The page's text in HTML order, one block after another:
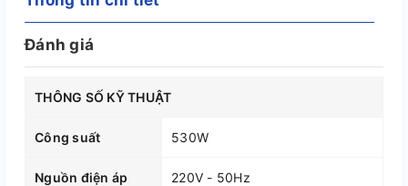
Đánh giá
THÔNG SỐ KỸ THUẬT
Công suất 530W
Nguồn điện áp 220V - 50Hz